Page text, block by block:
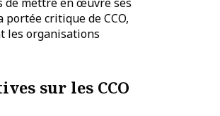
critique de CCO,
les organisations
sur les CCO